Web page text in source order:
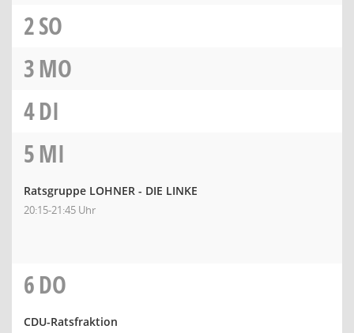
2SO
3MO
4DI
5MI
Ratsgruppe LOHNER - DIE LINKE
20:15-21:45 Uhr
6DO
CDU-Ratsfraktion